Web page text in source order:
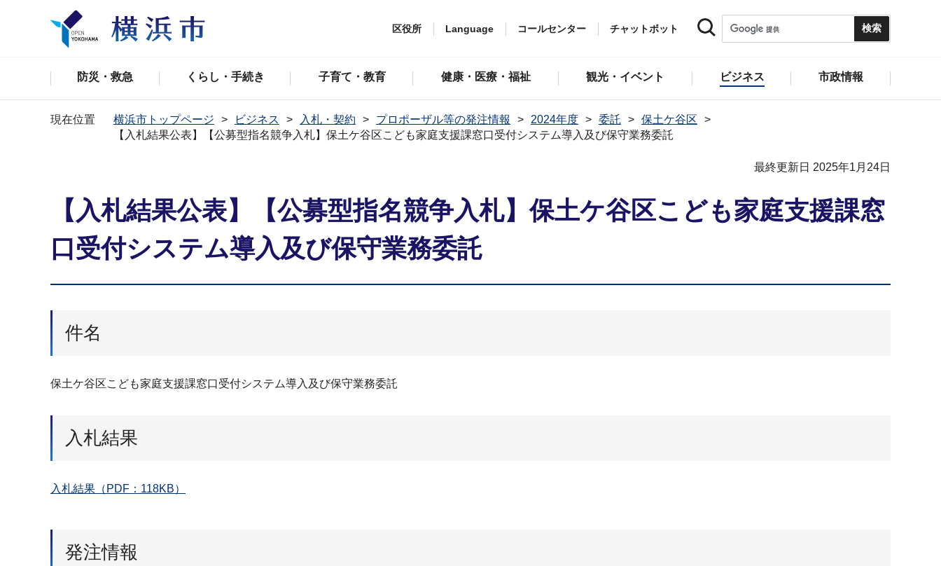
区役所 Language コールセンター チャットボット
防災・救急 くらし・手続き 子育て・教育 健康・医療・福祉 観光・イベント ビジネス 市政情報
現在位置 横浜市トップページ ビジネス 入札・契約 プロポーザル等の発注情報 2024年度 委託
保土ケ谷区
【入札結果公表】【公募型指名競争入札】保土ケ谷区こども家庭支援課窓口受付システム導入及び保守業務委託
最終更新日 2025年1月24日
【入札結果公表】【公募型指名競争入札】保土ケ谷区こども家庭支援課窓
口受付システム導入及び保守業務委託
件名
保土ケ谷区こども家庭支援課窓口受付システム導入及び保守業務委託
入札結果
入札結果（PDF：118KB）
発注情報